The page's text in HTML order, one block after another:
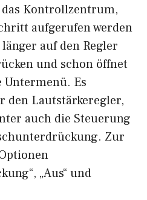
Kontrollzentrum,
aufgerufen werden
auf den Regler
und schon öffnet
Untermenü. Es
den Lautstärkeregler,
auch die Steuerung
Zur
„Aus“ und